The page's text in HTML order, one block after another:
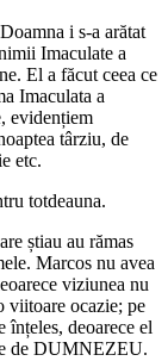
i s-a arătat
Imaculate a
El a făcut ceea ce
Imaculata a
evidențiem
târziu, de
etc.
totdeauna.
știau au rămas
Marcos nu avea
viziunea nu
viitoare ocazie; pe
înțeles, deoarece el
de DUMNEZEU.